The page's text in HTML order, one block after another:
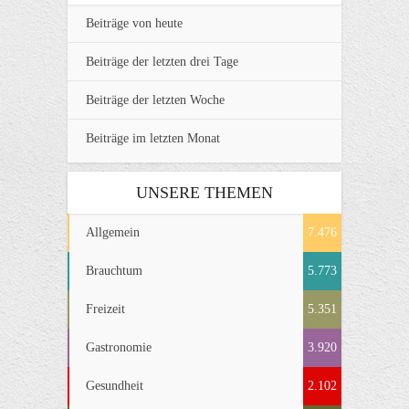
Beiträge von heute
Beiträge der letzten drei Tage
Beiträge der letzten Woche
Beiträge im letzten Monat
UNSERE THEMEN
Allgemein 7.476
Brauchtum 5.773
Freizeit 5.351
Gastronomie 3.920
Gesundheit 2.102